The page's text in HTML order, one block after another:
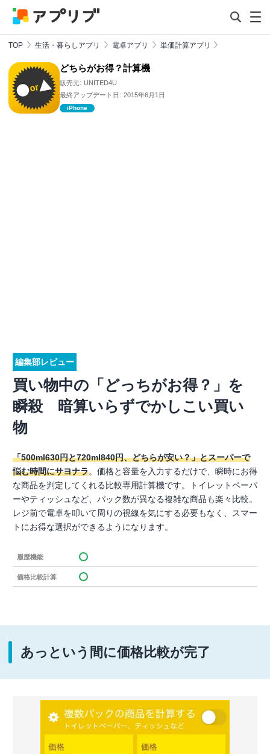
TOP 生活・暮らしアプリ 電卓アプリ 単価計算アプリ
どちらがお得？計算機
販売元: UNITED4U
最終アップデート日: 2015年6月1日
iPhone
編集部レビュー
買い物中の「どっちがお得？」を
瞬殺 暗算いらずでかしこい買い
物
「500ml630円と720ml840円、どちらが安い？」とスーパーで
悩む時間にサヨナラ。価格と容量を入力するだけで、瞬時にお得
な商品を判定してくれる比較専用計算機です。トイレットペーパ
ーやティッシュなど、パック数が異なる複雑な商品も楽々比較。
レジ前で電卓を叩いて周りの視線を気にする必要もなく、スマー
トにお得な選択ができるようになります。
履歴機能
価格比較計算
あっという間に価格比較が完了